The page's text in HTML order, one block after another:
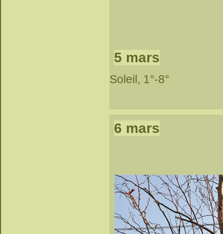
5 mars
Soleil, 1°-8°
6 mars